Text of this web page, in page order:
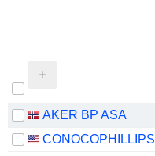
AKER BP ASA
CONOCOPHILLIPS